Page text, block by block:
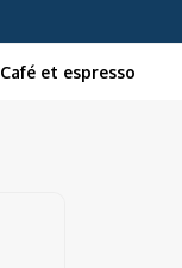
Café et espresso